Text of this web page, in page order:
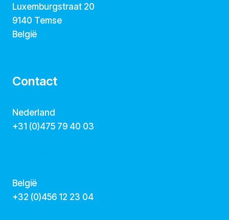
Luxemburgstraat 20
9140 Temse
België
Contact
Nederland
+31 (0)475 79 40 03
België
‭+32 (0)456 12 23 04‬